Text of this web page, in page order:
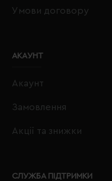
Умови договору
АКАУНТ
Акаунт
Замовлення
Акції та знижки
СЛУЖБА ПІДТРИМКИ